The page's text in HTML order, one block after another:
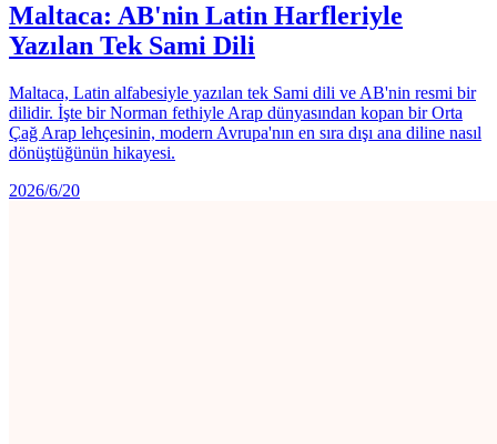
Maltaca: AB'nin Latin Harfleriyle
Yazılan Tek Sami Dili
Maltaca, Latin alfabesiyle yazılan tek Sami dili ve AB'nin resmi bir
dilidir. İşte bir Norman fethiyle Arap dünyasından kopan bir Orta
Çağ Arap lehçesinin, modern Avrupa'nın en sıra dışı ana diline nasıl
dönüştüğünün hikayesi.
2026/6/20